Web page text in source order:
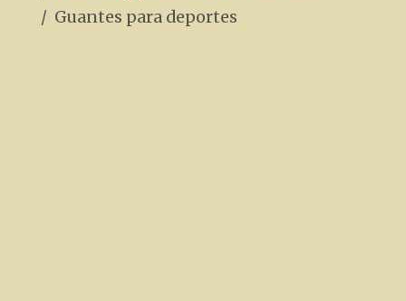
Guantes para deportes